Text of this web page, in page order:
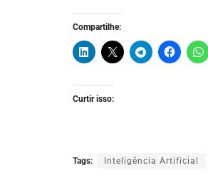
Compartilhe:
Curtir isso:
Tags: Inteligência Artificial